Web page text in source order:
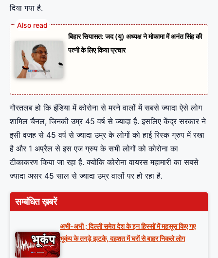
दिया गया है.
बिहार सियासत: जद (यू) अध्यक्ष ने मोकामा में अनंत सिंह की
पत्नी के लिए किया प्रचार
गौरतलब हो कि इंडिया में कोरोना से मरने वालों में सबसे ज्यादा ऐसे लोग
शामिल चैनल, जिनकी उम्र 45 वर्ष से ज्यादा है. इसलिए केंद्र सरकार ने
इसी वजह से 45 वर्ष से ज्यादा उम्र के लोगों को हाई रिस्क ग्रुप में रखा
है और 1 अप्रैल से इस एज ग्रुप के सभी लोगों को कोरोना का
टीकाकरण किया जा रहा है. क्योंकि कोरोना वायरस महामारी का सबसे
ज्‍यादा असर 45 साल से ज्‍यादा उम्र वालों पर हो रहा है.
सम्बंधित ख़बरें
अभी-अभी ; दिल्ली समेत देश के इन हिस्सों में महसूस किए गए
भूकंप के तगड़े झटके, दहशत में घरों से बाहर निकले लोग